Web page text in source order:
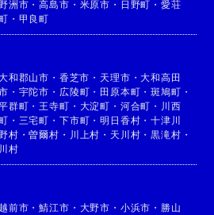
洲市 ・高島市 ・ 米原市 ・ 日野町 ・ 愛荘
・ 甲良町
和郡山市 ・ 香芝市 ・ 天理市 ・大和高田
・ 宇陀市 ・ 広陵町 ・ 田原本町 ・斑鳩町 ・
群町 ・ 王寺町 ・ 大淀町 ・ 河合町 ・ 川西
・ 三宅町 ・ 下市町 ・明日香村 ・十津川
村 ・曽爾村 ・ 川上村 ・ 天川村 ・黒滝村 ・
村
越前市 ・鯖江市 ・ 大野市 ・ 小浜市 ・ 勝山